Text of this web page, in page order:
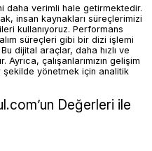
daha verimli hale getirmektedir.
insan kaynakları süreçlerimizi
kullanıyoruz. Performans
süreçleri gibi bir dizi işlemi
dijital araçlar, daha hızlı ve
çalışanlarımızın gelişim
yönetmek için analitik
Değerleri ile